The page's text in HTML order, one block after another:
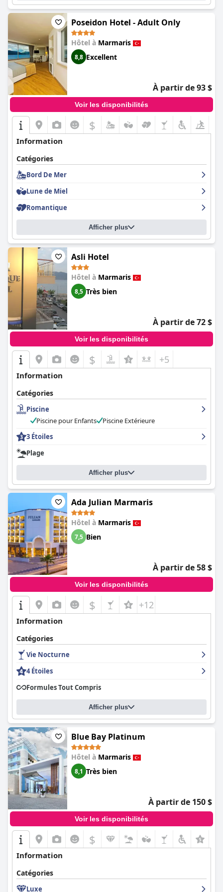
Poseidon Hotel - Adult Only
Hôtel à Marmaris
8,8 Excellent
À partir de 93 $
Voir les disponibilités
$
Information
Catégories
Bord De Mer
Lune de Miel
Romantique
Afficher plus
Asli Hotel
Hôtel à Marmaris
8,5 Très bien
À partir de 72 $
Voir les disponibilités
$ +5
Information
Catégories
Piscine
Piscine pour Enfants
Piscine Extérieure
3 Étoiles
Plage
Afficher plus
Ada Julian Marmaris
Hôtel à Marmaris
7,5 Bien
À partir de 58 $
Voir les disponibilités
$ +12
Information
Catégories
Vie Nocturne
4 Étoiles
Formules Tout Compris
Afficher plus
Blue Bay Platinum
Hôtel à Marmaris
8,1 Très bien
À partir de 150 $
Voir les disponibilités
$
Information
Catégories
Luxe